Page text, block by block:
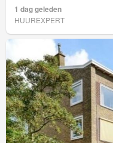
1 dag geleden
HUUREXPERT